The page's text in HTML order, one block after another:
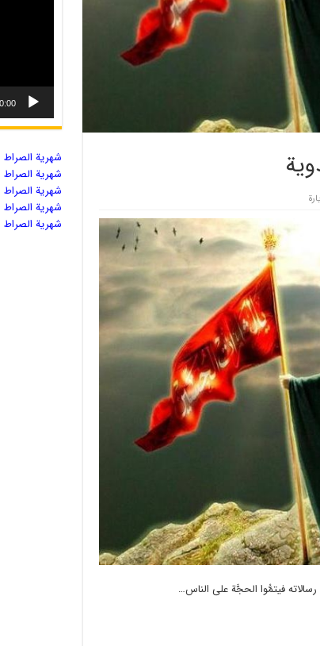
فيتمُّوا الحجَّة على الناس…
شهریة الصراط
شهریة الصراط
شهریة الصراط
شهریة الصراط
شهریة الصراط